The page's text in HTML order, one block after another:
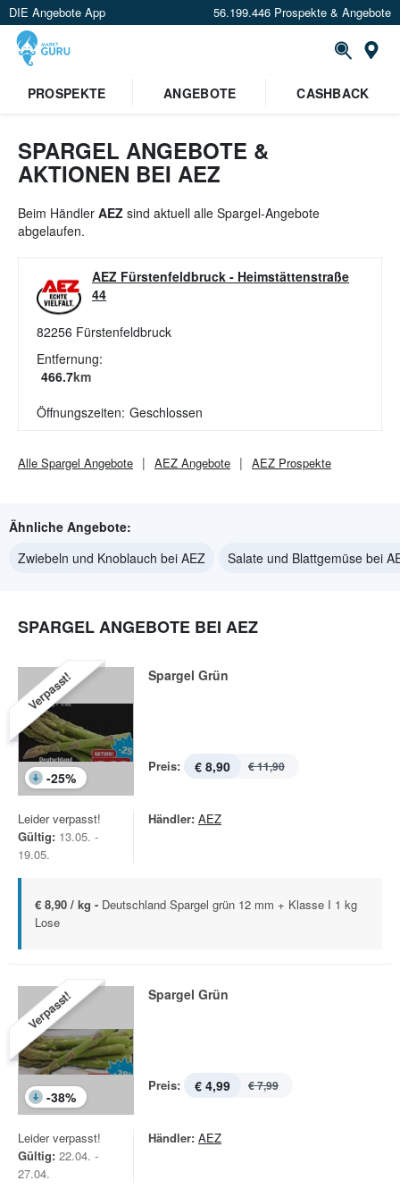
DIE Angebote App 56.199.446 Prospekte & Angebote
Standort festlegen
PROSPEKTE ANGEBOTE CASHBACK
SPARGEL ANGEBOTE &
AKTIONEN BEI AEZ
Beim Händler AEZ sind aktuell alle Spargel-Angebote
abgelaufen.
AEZ Fürstenfeldbruck - Heimstättenstraße
44
82256 Fürstenfeldbruck
Entfernung:
466.7km
Öffnungszeiten: Geschlossen
Alle Spargel Angebote AEZ Angebote AEZ Prospekte
Ähnliche Angebote:
Zwiebeln und Knoblauch bei AEZ
Salate und Blattgemüse bei
SPARGEL ANGEBOTE BEI AEZ
Verpasst!
-25%
Spargel Grün
Preis: € 8,90 € 11,90
Leider verpasst!
Gültig: 13.05. -
19.05.
Händler: AEZ
€ 8,90 / kg - Deutschland Spargel grün 12 mm + Klasse I 1 kg
Lose
Verpasst!
-38%
Spargel Grün
Preis: € 4,99 € 7,99
Leider verpasst!
Gültig: 22.04. -
27.04.
Händler: AEZ